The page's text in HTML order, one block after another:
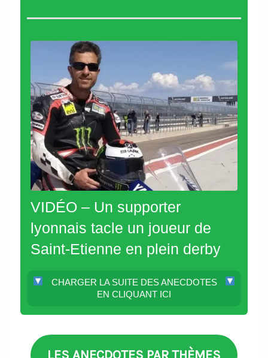
VIDÉO – Un supporter
lyonnais tacle un joueur de
Saint-Etienne en plein derby
CHARGER LA SUITE DES ANECDOTES
EN CLIQUANT ICI
LES ANECDOTES PAR THÈMES